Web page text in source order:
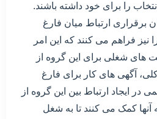
را برای خود داشته باشند.
برقراری ارتباط میان فارغ
نیز فراهم می کنند که این امر
های شغلی برای این گروه از
آگهی های کار برای فارغ
در ایجاد ارتباط بین این گروه از
آنها کمک می کنند تا به شغل